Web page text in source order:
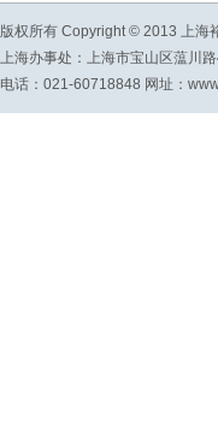
版权所有 Copyright © 2013 上海
上海办事处：上海市宝山区蕰川
电话：021-60718848 网址：